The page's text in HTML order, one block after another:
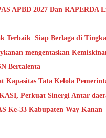
APBD 2027 Dan RAPERDA
Terbaik Siap Berlaga di
mengentaskan
Bertalenta
Tata Kelola
Perkuat Sinergi Antar
Ke-33 Kabupaten Way Kanan